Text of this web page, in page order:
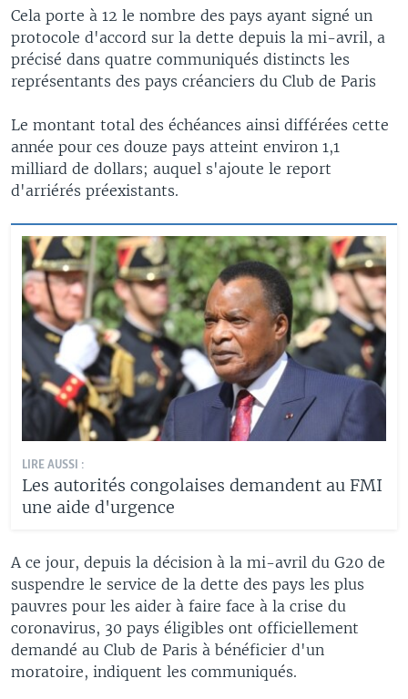
Cela porte à 12 le nombre des pays ayant signé un
protocole d'accord sur la dette depuis la mi-avril, a
précisé dans quatre communiqués distincts les
représentants des pays créanciers du Club de Paris
Le montant total des échéances ainsi différées cette
année pour ces douze pays atteint environ 1,1
milliard de dollars; auquel s'ajoute le report
d'arriérés préexistants.
LIRE AUSSI :
Les autorités congolaises demandent au FMI
une aide d'urgence
A ce jour, depuis la décision à la mi-avril du G20 de
suspendre le service de la dette des pays les plus
pauvres pour les aider à faire face à la crise du
coronavirus, 30 pays éligibles ont officiellement
demandé au Club de Paris à bénéficier d'un
moratoire, indiquent les communiqués.